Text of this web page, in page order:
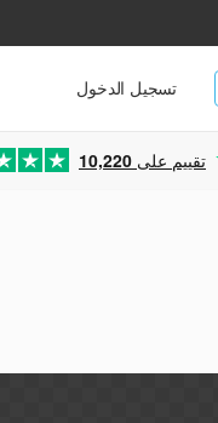
تسجيل الدخول
10,220 تقييم على